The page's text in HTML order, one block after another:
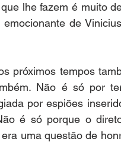
lhe fazem é muito
de
próximos tempos
Não é só por
por espiões
é só porque o
uma questão de